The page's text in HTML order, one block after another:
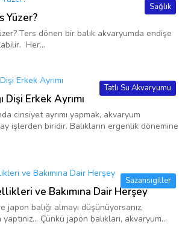
Sağlık
Yüzer?
Ters dönen bir balık akvaryumda endişe
Her...
Tatlı Su Akvaryumu
Dişi Erkek Ayrımı
cinsiyet ayrımı yapmak, akvaryum
işlerden biridir. Balıkların ergenlik dönemine
Sazansıgiller
ve Bakımına Dair Herşey
japon balığı almayı düşünüyorsanız,
Çünkü japon balıkları, akvaryum...